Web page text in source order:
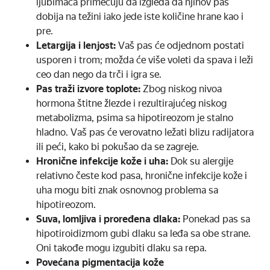
dobija na težini iako jede iste količine hrane kao i
pre.
Letargija i lenjost: Vaš pas će odjednom postati
usporen i trom; možda će više voleti da spava i leži
ceo dan nego da trči i igra se.
Pas traži izvore toplote: Zbog niskog nivoa
hormona štitne žlezde i rezultirajućeg niskog
metabolizma, psima sa hipotireozom je stalno
hladno. Vaš pas će verovatno ležati blizu radijatora
ili peći, kako bi pokušao da se zagreje.
Hronične infekcije kože i uha: Dok su alergije
relativno česte kod pasa, hronične infekcije kože i
uha mogu biti znak osnovnog problema sa
hipotireozom.
Suva, lomljiva i proređena dlaka: Ponekad pas sa
hipotiroidizmom gubi dlaku sa leđa sa obe strane.
Oni takođe mogu izgubiti dlaku sa repa.
Povećana pigmentacija kože